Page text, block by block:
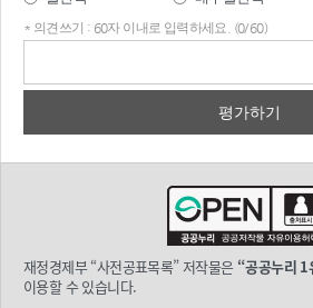
* 의견쓰기 : 60자 이내로 입력하세요. (0/60)
재정경제부 “사전공표목록” 저작물은 “공공누리
이용할 수 있습니다.